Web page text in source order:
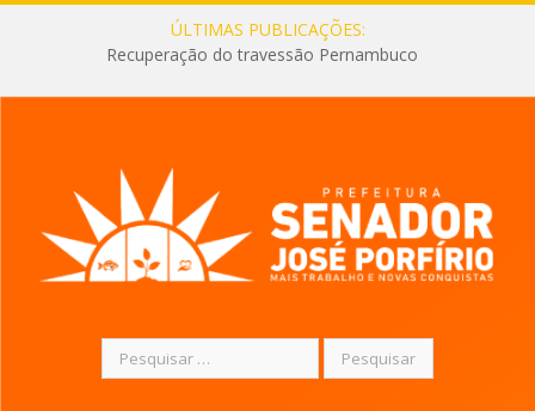
ÚLTIMAS PUBLICAÇÕES:
Recuperação do travessão Pernambuco
Pesquisar
por: